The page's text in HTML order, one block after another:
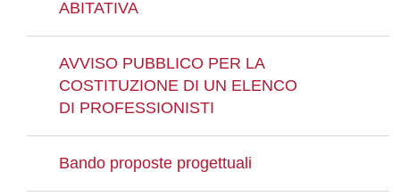
ABITATIVA
AVVISO PUBBLICO PER LA
COSTITUZIONE DI UN ELENCO
DI PROFESSIONISTI
Bando proposte progettuali